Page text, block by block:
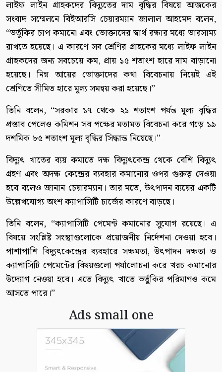
লাইফ লাইন গ্রাহকদের বিদ্যুতের দাম বৃদ্ধির বিষয়ে আজকের
সংবাদ সম্মেলনে বিইআরসি চেয়ারম্যান জালাল আহমেদ বলেন,
‘‘ভর্তুকির চাপ কমানো এবং ভোক্তাদের স্বার্থ রক্ষার মধ্যে ভারসাম্য
রাখতে হয়েছে। এ কারণে সব শ্রেণির গ্রাহকের মধ্যে লাইফ লাইন
গ্রাহকদের জন্য সবচেয়ে কম, প্রায় ১৫ শতাংশ হারে দাম বাড়ানো
হয়েছে। নিম্ন আয়ের ভোক্তাদের কথা বিবেচনায় নিয়েই এই
শ্রেণিতে সীমিত হারে মূল্য সমন্বয় করা হয়েছে।’’
তিনি বলেন, ‘‘সরকার ১৭ থেকে ২১ শতাংশ পর্যন্ত মূল্য বৃদ্ধির
প্রস্তাব পেলেও কমিশন সব পক্ষের মতামত বিবেচনা করে গড়ে ১৯
দশমিক ৮৫ শতাংশ মূল্য বৃদ্ধির সিদ্ধান্ত নিয়েছে।’’
বিদ্যুৎ খাতের ব্যয় কমাতে দক্ষ বিদ্যুৎকেন্দ্র থেকে বেশি বিদ্যুৎ
গ্রহণ এবং অদক্ষ কেন্দ্রের ব্যবহার কমানোর ওপর গুরুত্ব দেওয়া
হবে বলেও জানান চেয়ারম্যান। তার মতে, উৎপাদন ব্যয়ের একটি
উল্লেখযোগ্য অংশ ক্যাপাসিটি চার্জের কারণে বাড়ছে।
তিনি বলেন, ‘‘ক্যাপাসিটি পেমেন্ট কমানোর সুযোগ রয়েছে। এ
বিষয়ে সংশ্লিষ্ট সংস্থাগুলোকে প্রয়োজনীয় নির্দেশনা দেওয়া হবে।
পাশাপাশি বিদ্যুৎকেন্দ্রের ব্যবহারে সক্ষমতা, উৎপাদন দক্ষতা ও
ক্যাপাসিটি পেমেন্টের বিষয়গুলো পর্যালোচনা করে খরচ কমানোর
উদ্যোগ নেওয়া হবে। এতে বিদ্যুৎ খাতে ভর্তুকির পরিমাণও কমে
আসতে পারে।’’
Ads small one